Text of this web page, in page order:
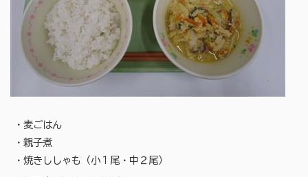
・麦ごはん
・親子煮
・焼きししゃも（小１尾・中２尾）